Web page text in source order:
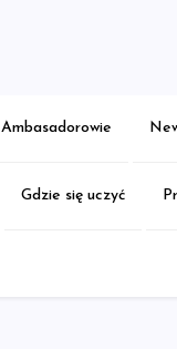
Ambasadorowie
Gdzie się uczyć